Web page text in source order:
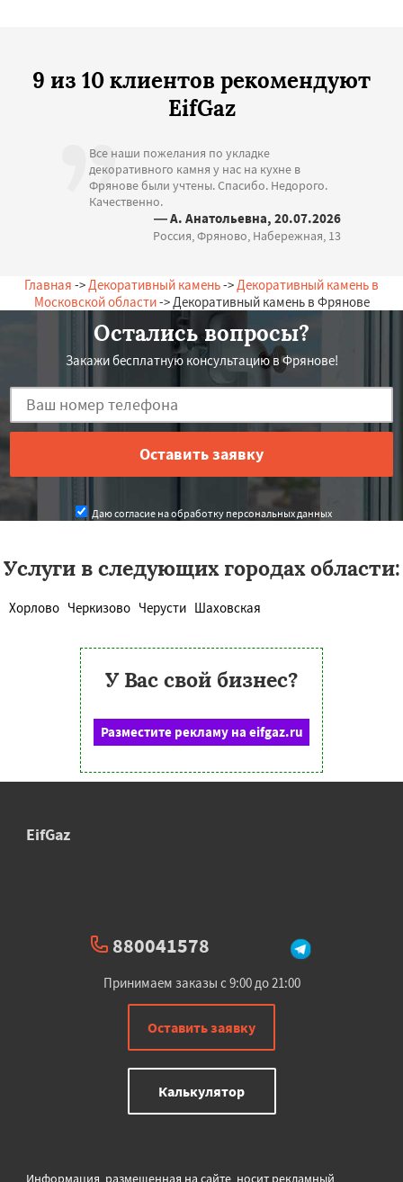
9 из 10 клиентов рекомендуют
EifGaz
Все наши пожелания по укладке
декоративного камня у нас на кухне в
Фрянове были учтены. Спасибо. Недорого.
Качественно.
— А. Анатольевна, 20.07.2026
Россия, Фряново, Набережная, 13
Главная -> Декоративный камень-> Декоративный камень в
Московской области-> Декоративный камень в Фрянове
Остались вопросы?
Закажи бесплатную консультацию в Фрянове!
Даю согласие на обработку персональных данных
Услуги в следующих городах области:
Хорлово Черкизово Черусти Шаховская
У Вас свой бизнес?
Разместите рекламу на eifgaz.ru
EifGaz
880041578
Принимаем заказы с 9:00 до 21:00
Оставить заявку
Калькулятор
Информация, размещенная на сайте, носит рекламный